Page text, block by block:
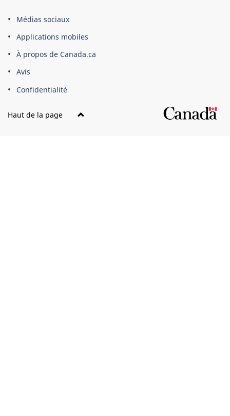
Médias sociaux
Applications mobiles
À propos de Canada.ca
Avis
Confidentialité
Haut de la page